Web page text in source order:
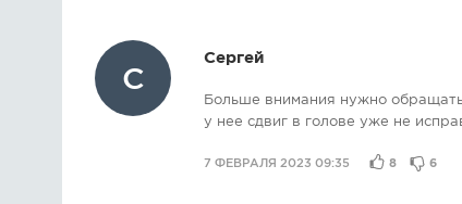
С
Сергей
Больше внимания нужно
у нее сдвиг в голове уже не
7 ФЕВРАЛЯ 2023 09:35 8 6